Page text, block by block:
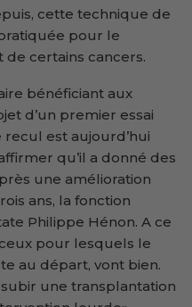
cette technique de
pour le
certains cancers.
bénéficiant aux
d’un premier essai
est aujourd’hui
qu’il a donné des
une amélioration
ans, la fonction
Philippe Hénon. A ce
pour lesquels le
au départ, vont bien.
une transplantation